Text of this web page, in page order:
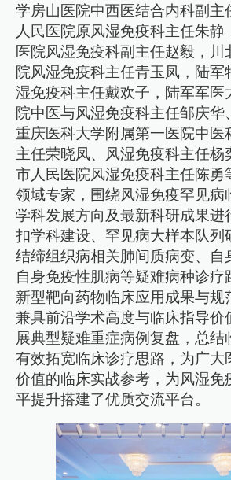
学房山医院中西医结合内科副主
人民医院原风湿免疫科主任朱静
医院风湿免疫科副主任赵毅，川
院风湿免疫科主任青玉凤，陆军
湿免疫科主任戴欢子，陆军军医
院中医与风湿免疫科主任邹庆华
重庆医科大学附属第一医院中医
主任荣晓凤、风湿免疫科主任杨
市人民医院风湿免疫科主任陈勇
领域专家，围绕风湿免疫罕见病
学科发展方向及最新科研成果进
扣学科建设、罕见病大样本队列
结缔组织病相关肺间质病变、自
自身免疫性肌病等疑难病种诊疗
新型靶向药物临床应用成果与规
兼具前沿学术高度与临床指导价
展典型疑难重症病例复盘，总结
有效拓宽临床诊疗思路，为广大
价值的临床实战参考，为风湿免
平提升搭建了优质交流平台。